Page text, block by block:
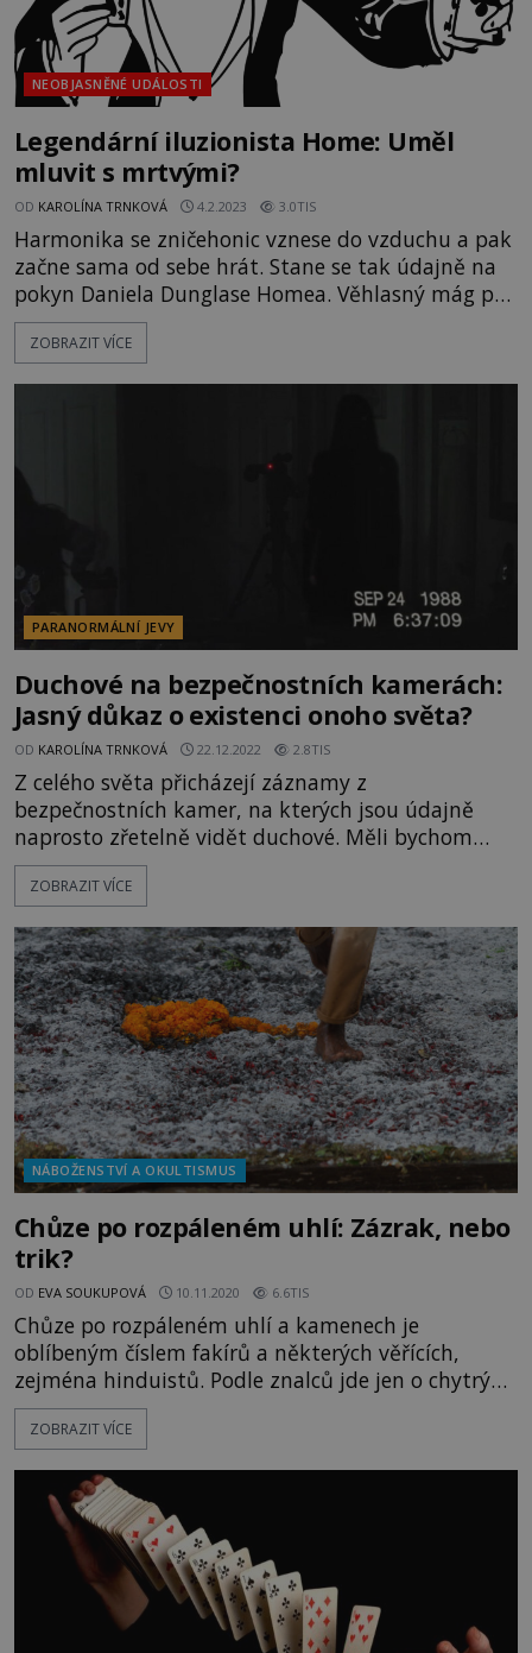
NEOBJASNĚNÉ UDÁLOSTI
Legendární iluzionista Home: Uměl
mluvit s mrtvými?
OD KAROLÍNA TRNKOVÁ 4.2.2023 3.0TIS
Harmonika se zničehonic vznese do vzduchu a pak
začne sama od sebe hrát. Stane se tak údajně na
pokyn Daniela Dunglase Homea. Věhlasný mág prý
ale dokázal mnohem větší divy. Uměl kontaktovat
duchy ze záhrobí, levitovat, zastavit čas i přežít
ZOBRAZIT VÍCE
PARANORMÁLNÍ JEVY
Duchové na bezpečnostních kamerách:
Jasný důkaz o existenci onoho světa?
OD KAROLÍNA TRNKOVÁ 22.12.2022 2.8TIS
Z celého světa přicházejí záznamy z
bezpečnostních kamer, na kterých jsou údajně
naprosto zřetelně vidět duchové. Měli bychom
tyto záznamy brát vážně? Nebo pro ně existuje
nějaké racionální vysvětlení? Natočit ducha ho
americkém Clovisu v Novém Mexiku v srpnu roku
2018. Na zveřejněném záznamu je vidět kráč
ZOBRAZIT VÍCE
NÁBOŽENSTVÍ A OKULTISMUS
Chůze po rozpáleném uhlí: Zázrak, nebo
trik?
OD EVA SOUKUPOVÁ 10.11.2020 6.6TIS
Chůze po rozpáleném uhlí a kamenech je
oblíbeným číslem fakírů a některých věřících,
zejména hinduistů. Podle znalců jde jen o chytrý
trik. Bylo dokázáno, že teploty kamenů a uhlí, po
nichž se projdou bosá chodidla účastníků, dosahují
několik metrů dlouhém ohnivém koberci, aniž by
se někdo zranil. Jejich chodidla poté prý nevykazují
žádné názn
ZOBRAZIT VÍCE